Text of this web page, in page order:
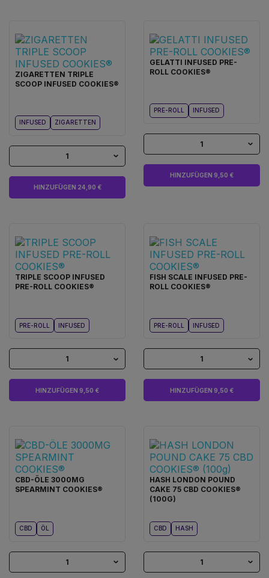
ZIGARETTEN TRIPLE
SCOOP INFUSED COOKIES®
INFUSED ZIGARETTEN
1
HINZUFÜGEN 24,90 €
GELATTI INFUSED PRE-
ROLL COOKIES®
PRE-ROLL INFUSED
1
HINZUFÜGEN 9,50 €
TRIPLE SCOOP INFUSED
PRE-ROLL COOKIES®
PRE-ROLL INFUSED
1
HINZUFÜGEN 9,50 €
FISH SCALE INFUSED PRE-
ROLL COOKIES®
PRE-ROLL INFUSED
1
HINZUFÜGEN 9,50 €
CBD-ÖLE 3000MG
SPEARMINT COOKIES®
CBD ÖL
1
HASH LONDON POUND
CAKE 75 CBD COOKIES®
(100G)
CBD HASH
1